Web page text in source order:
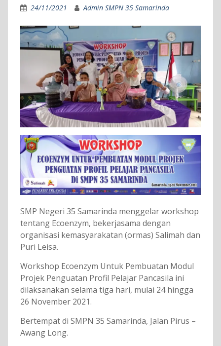
24/11/2021 Admin SMPN 35 Samarinda
SMP Negeri 35 Samarinda menggelar workshop
tentang Ecoenzym, bekerjasama dengan
organisasi kemasyarakatan (ormas) Salimah dan
Puri Leisa.
Workshop Ecoenzym Untuk Pembuatan Modul
Projek Penguatan Profil Pelajar Pancasila ini
dilaksanakan selama tiga hari, mulai 24 hingga
26 November 2021.
Bertempat di SMPN 35 Samarinda, Jalan Pirus –
Awang Long.